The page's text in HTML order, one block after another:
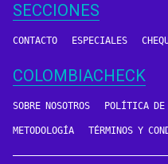
SECCIONES
CONTACTO ESPECIALES
COLOMBIACHECK
SOBRE NOSOTROS POLÍTICA DE
METODOLOGÍA TÉRMINOS Y